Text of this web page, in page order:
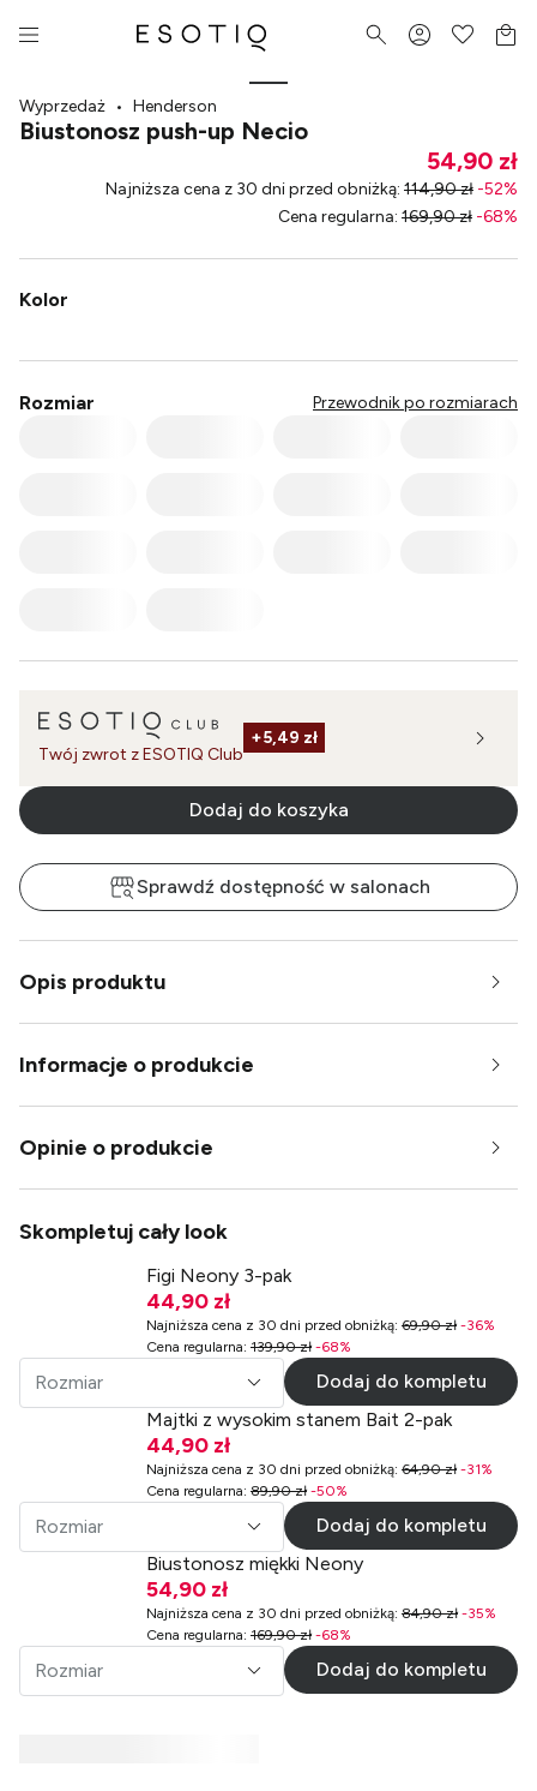
Wyprzedaż • Henderson
Biustonosz push-up Necio
54,90 zł
Najniższa cena z 30 dni przed obniżką: 114,90 zł -52%
Cena regularna: 169,90 zł -68%
Kolor
Rozmiar Przewodnik po rozmiarach
Twój zwrot z ESOTIQ Club
+5,49 zł
Dodaj do koszyka
Sprawdź dostępność w salonach
Opis produktu
Informacje o produkcie
Opinie o produkcie
Skompletuj cały look
Figi Neony 3-pak
44,90 zł
Najniższa cena z 30 dni przed obniżką: 69,90 zł -36%
Cena regularna: 139,90 zł -68%
Rozmiar
Dodaj do kompletu
Majtki z wysokim stanem Bait 2-pak
44,90 zł
Najniższa cena z 30 dni przed obniżką: 64,90 zł -31%
Cena regularna: 89,90 zł -50%
Rozmiar
Dodaj do kompletu
Biustonosz miękki Neony
54,90 zł
Najniższa cena z 30 dni przed obniżką: 84,90 zł -35%
Cena regularna: 169,90 zł -68%
Rozmiar Dodaj do kompletu